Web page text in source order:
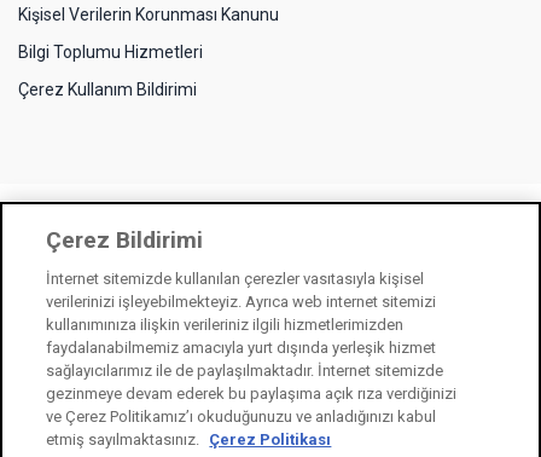
Kişisel Verilerin Korunması Kanunu
Bilgi Toplumu Hizmetleri
Çerez Kullanım Bildirimi
Çerez Bildirimi
İnternet sitemizde kullanılan çerezler vasıtasıyla kişisel
verilerinizi işleyebilmekteyiz. Ayrıca web internet sitemizi
kullanımınıza ilişkin verileriniz ilgili hizmetlerimizden
faydalanabilmemiz amacıyla yurt dışında yerleşik hizmet
sağlayıcılarımız ile de paylaşılmaktadır. İnternet sitemizde
gezinmeye devam ederek bu paylaşıma açık rıza verdiğinizi
ve Çerez Politikamız’ı okuduğunuzu ve anladığınızı kabul
etmiş sayılmaktasınız. Çerez Politikası